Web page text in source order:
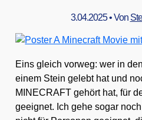
3.04.2025• Von
Eins gleich vor­weg: wer in
einem Stein gelebt hat und
MINECRAFT gehört hat, für
geeig­net. Ich gehe sogar